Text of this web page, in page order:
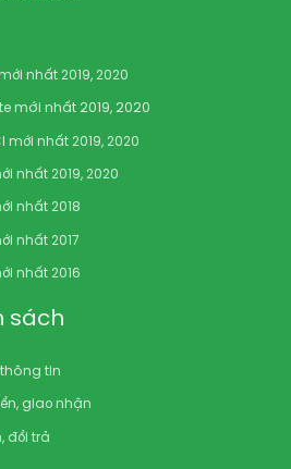
nhất 2019, 2020
mới nhất 2019, 2020
mới nhất 2019, 2020
nhất 2019, 2020
nhất 2018
nhất 2017
nhất 2016
sách
tin
giao nhận
đổi trả